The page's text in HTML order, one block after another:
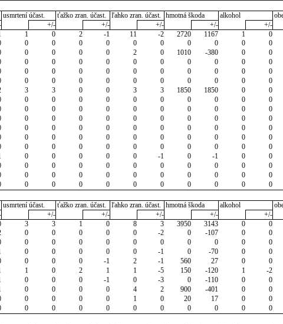
usmrtení účast. ťažko zran. účast. ľahko zran. účast. hmotná škoda alkohol
+/- +/- +/- +/- +/-
1 0 2 -1 11 -2 2720 1167 1 0
0 0 0 0 0 0 0 0 0 0
0 0 0 0 2 0 1010 -380 0 0
0 0 0 0 0 0 0 0 0 0
0 0 0 0 0 0 0 0 0 0
0 0 0 0 0 0 0 0 0 0
3 3 0 0 3 3 1850 1850 0 0
0 0 0 0 0 0 0 0 0 0
0 0 0 0 0 0 0 0 0 0
0 0 0 0 0 0 0 0 0 0
0 0 0 0 0 0 0 0 0 0
0 0 0 0 0 0 0 0 0 0
0 0 0 0 0 0 0 0 0 0
0 0 0 0 0 -1 0 -1 0 0
0 0 0 0 0 0 0 0 0 0
0 0 0 0 0 0 0 0 0 0
0 0 0 0 0 0 0 0 0 0
usmrtení účast. ťažko zran. účast. ľahko zran. účast. hmotná škoda alkohol
+/- +/- +/- +/- +/-
3 3 1 0 8 3 3950 3143 0 0
0 0 0 0 0 -2 0 -107 0 0
0 0 0 0 0 0 0 0 0 0
0 0 0 0 0 -1 0 -70 0 0
0 0 0 -1 2 -1 560 27 0 0
1 0 2 1 1 -5 150 -120 1 -2
0 0 0 -1 0 -3 0 -110 0 0
0 0 0 0 4 2 900 -401 0 0
0 0 0 0 1 0 20 17 0 0
0 0 0 0 0 0 0 0 0 0